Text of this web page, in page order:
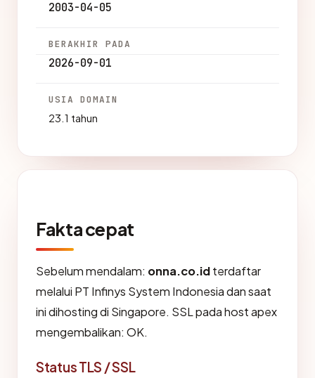
2003-04-05
BERAKHIR PADA
2026-09-01
USIA DOMAIN
23.1 tahun
Fakta cepat
Sebelum mendalam: onna.co.idterdaftar
melalui PT Infinys System Indonesia dan saat
ini dihosting di Singapore. SSL pada host apex
mengembalikan: OK.
Status TLS / SSL